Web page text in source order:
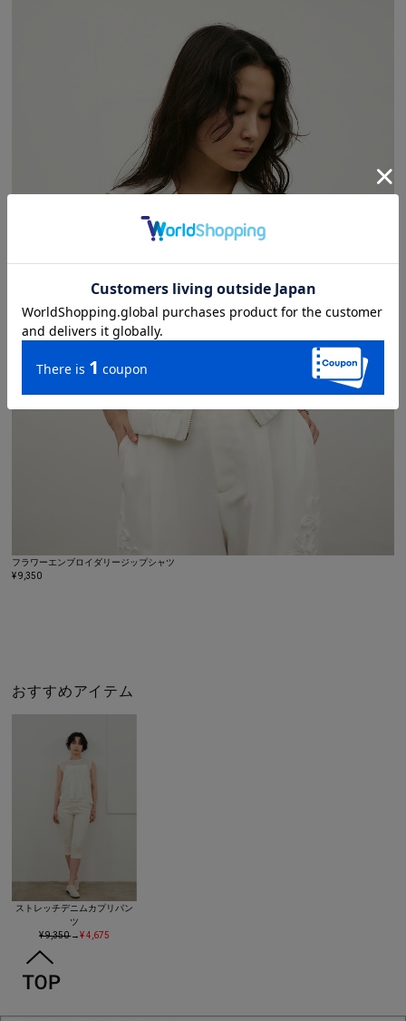
フラワーエンブロイダリージップシャツ
¥ 9,350
おすすめアイテム
ストレッチデニムカプリパン
ツ
¥ 9,350→¥ 4,675